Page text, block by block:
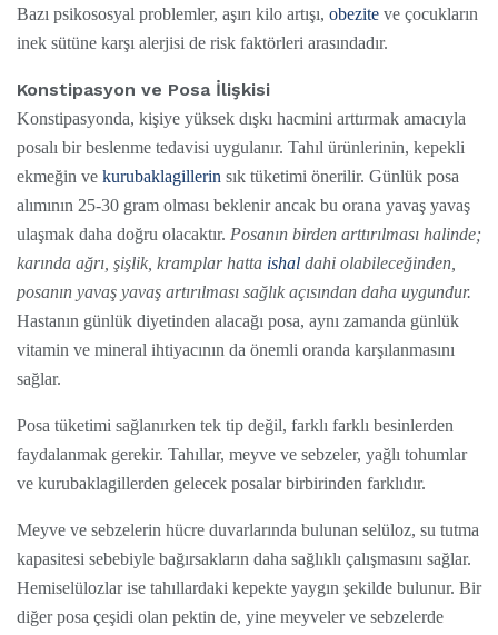
Bazı psikososyal problemler, aşırı kilo artışı, obezite ve çocukların
inek sütüne karşı alerjisi de risk faktörleri arasındadır.
Konstipasyon ve Posa İlişkisi
Konstipasyonda, kişiye yüksek dışkı hacmini arttırmak amacıyla
posalı bir beslenme tedavisi uygulanır. Tahıl ürünlerinin, kepekli
ekmeğin ve kurubaklagillerin sık tüketimi önerilir. Günlük posa
alımının 25-30 gram olması beklenir ancak bu orana yavaş yavaş
ulaşmak daha doğru olacaktır. Posanın birden arttırılması halinde;
karında ağrı, şişlik, kramplar hatta ishal dahi olabileceğinden,
posanın yavaş yavaş artırılması sağlık açısından daha uygundur.
Hastanın günlük diyetinden alacağı posa, aynı zamanda günlük
vitamin ve mineral ihtiyacının da önemli oranda karşılanmasını
sağlar.
Posa tüketimi sağlanırken tek tip değil, farklı farklı besinlerden
faydalanmak gerekir. Tahıllar, meyve ve sebzeler, yağlı tohumlar
ve kurubaklagillerden gelecek posalar birbirinden farklıdır.
Meyve ve sebzelerin hücre duvarlarında bulunan selüloz, su tutma
kapasitesi sebebiyle bağırsakların daha sağlıklı çalışmasını sağlar.
Hemiselülozlar ise tahıllardaki kepekte yaygın şekilde bulunur. Bir
diğer posa çeşidi olan pektin de, yine meyveler ve sebzelerde